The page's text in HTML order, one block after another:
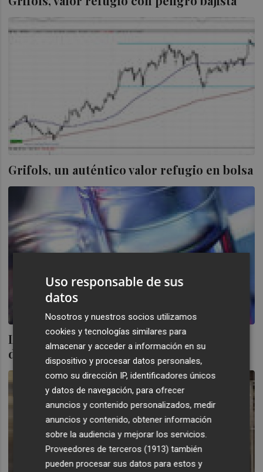
Grifols, un auténtico valor refugio en bolsa
La emisión de bonos de Grifols cotiza
desde hoy en la Bolsa de Irlanda
Uso responsable de sus
datos
Nosotros y nuestros socios utilizamos
cookies y tecnologías similares para
almacenar y acceder a información en su
dispositivo y procesar datos personales,
como su dirección IP, identificadores únicos
y datos de navegación, para ofrecer
anuncios y contenido personalizados, medir
anuncios y contenido, obtener información
sobre la audiencia y mejorar los servicios.
Proveedores de terceros (1913) también
pueden procesar sus datos para estos y